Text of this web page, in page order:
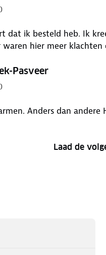
dat ik besteld heb. Ik
over, las ik in de reviews. Heb het retour
Pasveer
Anders dan andere
Laad de